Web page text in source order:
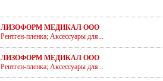
ЛИЗОФОРМ МЕДИКАЛ ООО
Рентген-пленка; Аксессуары для...
ЛИЗОФОРМ МЕДИКАЛ ООО
Рентген-пленка; Аксессуары для...